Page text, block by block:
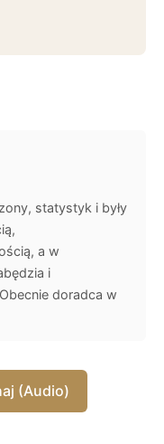
statystyk i były
a w
i
doradca w
(Audio)